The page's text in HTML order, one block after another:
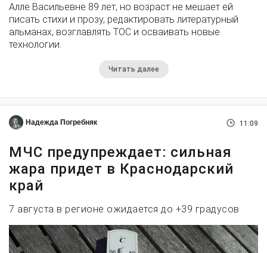
Алле Васильевне 89 лет, но возраст не мешает ей
писать стихи и прозу, редактировать литературный
альманах, возглавлять ТОС и осваивать новые
технологии.
Читать далее
Надежда Погребняк 11:09
МЧС предупреждает: сильная
жара придет в Краснодарский
край
7 августа в регионе ожидается до +39 градусов